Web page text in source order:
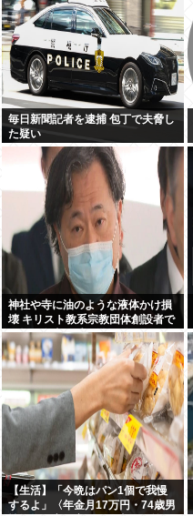
毎日新聞記者を逮捕 包丁で夫脅し
た疑い
神社や寺に油のような液体かけ損
壊 キリスト教系宗教団体創設者で
医師の金山昌秀に懲役1年6か月、
執行猶予3年の判決
【生活】「今晩はパン1個で我慢
するよ」〈年金月17万円・74歳男